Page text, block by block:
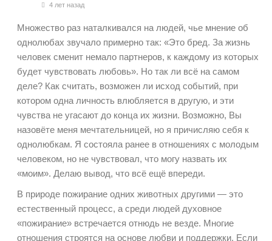
4 лет назад
Множество раз наталкивался на людей, чье мнение об
однолюбах звучало примерно так: «Это бред. За жизнь
человек сменит немало партнеров, к каждому из которых
будет чувствовать любовь». Но так ли всё на самом
деле? Как считать, возможен ли исход событий, при
котором одна личность влюбляется в другую, и эти
чувства не угасают до конца их жизни. Возможно, Вы
назовёте меня мечтательницей, но я причисляю себя к
однолюбкам. Я состояла ранее в отношениях с молодым
человеком, но не чувствовал, что могу назвать их
«моим». Делаю вывод, что всё ещё впереди.
В природе пожирание одних животных другими — это
естественный процесс, а среди людей духовное
«пожирание» встречается отнюдь не везде. Многие
отношения строятся на основе любви и поддержки. Если